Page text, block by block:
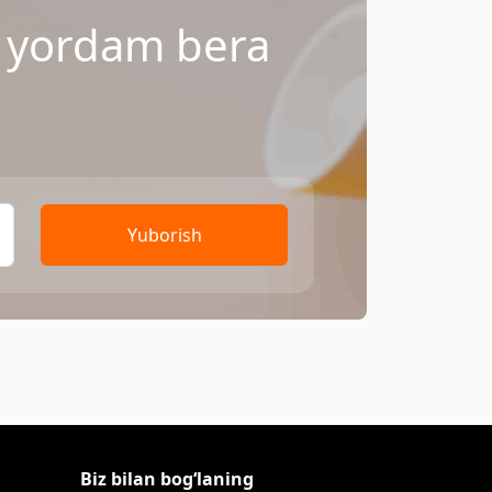
bera
Yuborish
Biz bilan bog‘laning